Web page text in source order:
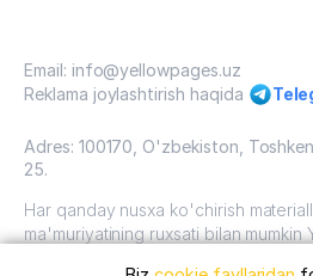
62
VERVE INTELEGENCE
DEVELOPMENT XUSUSIY
KORXONASI
63 GOLD STEP INVEST MChJ
64
DASTURIY
AXBOROT
TEXNOLOGIK PARKI
MChJ
Email: info@yellowpages.uz
Reklama joylashtirish haqida
Adres: 100170, O'zbekiston,
25.
Har qanday nusxa ko'chirish
ma'muriyatining ruxsati bilan mumkin